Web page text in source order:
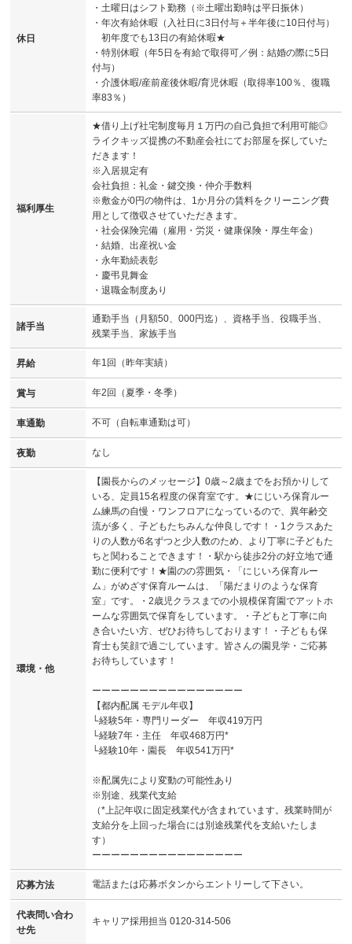
休日
・土曜日はシフト勤務（※土曜出勤時は平日振休）
・年次有給休暇（入社日に3日付与＋半年後に10日付与）
初年度でも13日の有給休暇★
・特別休暇（年5日を有給で取得可／例：結婚の際に5日
付与）
・介護休暇/産前産後休暇/育児休暇（取得率100％、復職
率83％）
福利厚生
★借り上げ社宅制度毎月１万円の自己負担で利用可能◎
ライクキッズ提携の不動産会社にてお部屋を探していた
だきます！
※入居規定有
会社負担：礼金・鍵交換・仲介手数料
※敷金が0円の物件は、1か月分の賃料をクリーニング費
用として徴収させていただきます。
・社会保険完備（雇用・労災・健康保険・厚生年金）
・結婚、出産祝い金
・永年勤続表彰
・慶弔見舞金
・退職金制度あり
諸手当
通勤手当（月額50、000円迄）、資格手当、役職手当、
残業手当、家族手当
昇給 年1回（昨年実績）
賞与 年2回（夏季・冬季）
車通勤 不可（自転車通勤は可）
夜勤 なし
環境・他
【園長からのメッセージ】0歳～2歳までをお預かりして
いる、定員15名程度の保育室です。★にじいろ保育ルー
ム練馬の自慢・ワンフロアになっているので、異年齢交
流が多く、子どもたちみんな仲良しです！・1クラスあた
りの人数が6名ずつと少人数のため、より丁寧に子どもた
ちと関わることできます！・駅から徒歩2分の好立地で通
勤に便利です！★園のの雰囲気・「にじいろ保育ルー
ム」がめざす保育ルームは、「陽だまりのような保育
室」です。・2歳児クラスまでの小規模保育園でアットホ
ームな雰囲気で保育をしています。・子どもと丁寧に向
き合いたい方、ぜひお待ちしております！・子どもも保
育士も笑顔で過ごしています。皆さんの園見学・ご応募
お待ちしています！
ーーーーーーーーーーーーーーーー
【都内配属 モデル年収】
└経験5年・専門リーダー 年収419万円
└経験7年・主任 年収468万円*
└経験10年・園長 年収541万円*
※配属先により変動の可能性あり
※別途、残業代支給
（*上記年収に固定残業代が含まれています。残業時間が
支給分を上回った場合には別途残業代を支給いたしま
す）
ーーーーーーーーーーーーーーーー
応募方法 電話または応募ボタンからエントリーして下さい。
代表問い合わ
せ先
キャリア採用担当 0120-314-506